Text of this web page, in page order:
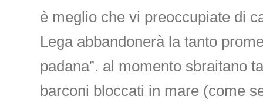
è meglio che vi preoccupiate di
Lega abbandonerà la tanto
padana”. al momento sbraitano
barconi bloccati in mare (come